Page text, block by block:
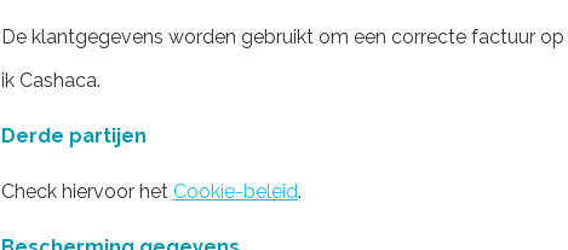
De klantgegevens worden gebruikt om een correcte factuur
ik Cashaca.
Derde partijen
Check hiervoor het Cookie-beleid.